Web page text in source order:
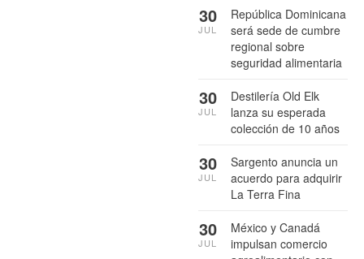
República Dominicana
será sede de cumbre
regional sobre
seguridad alimentaria
30
JUL
Destilería Old Elk
lanza su esperada
colección de 10 años
30
JUL
Sargento anuncia un
acuerdo para adquirir
La Terra Fina
30
JUL
México y Canadá
impulsan comercio
30
JUL